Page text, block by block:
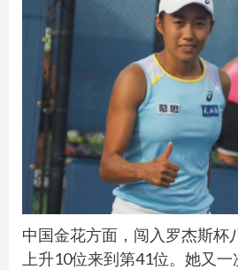
中国金花方面，闯入罗杰斯杯
上升10位来到第41位。她又